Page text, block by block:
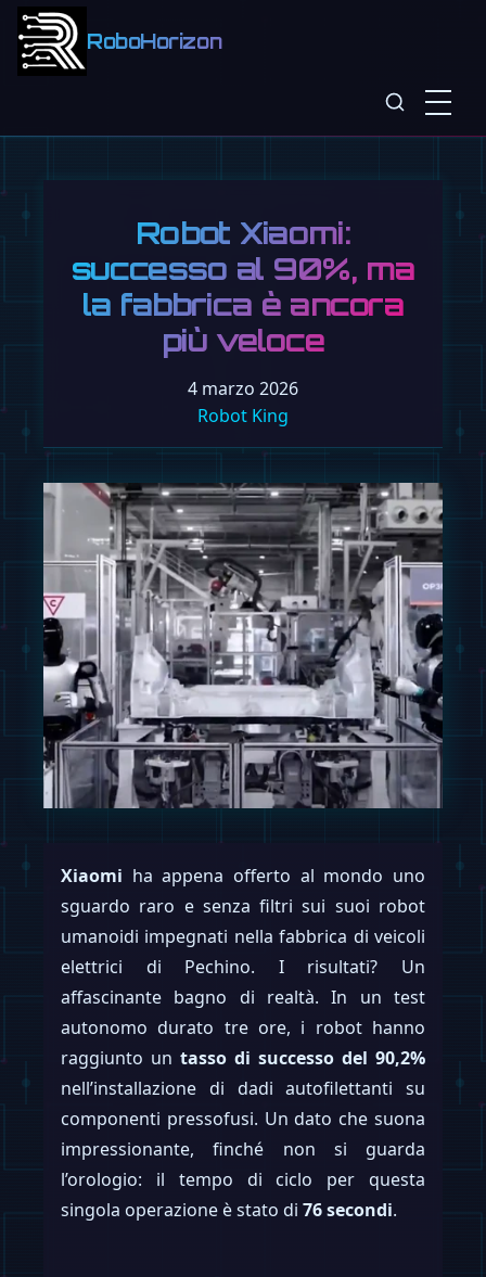
RoboHorizon
Robot Xiaomi:
successo al 90%, ma
la fabbrica è ancora
più veloce
4 marzo 2026
Robot King
Xiaomi ha appena offerto al mondo uno
sguardo raro e senza filtri sui suoi robot
umanoidi impegnati nella fabbrica di veicoli
elettrici di Pechino. I risultati? Un
affascinante bagno di realtà. In un test
autonomo durato tre ore, i robot hanno
raggiunto un tasso di successo del 90,2%
nell’installazione di dadi autofilettanti su
componenti pressofusi. Un dato che suona
impressionante, finché non si guarda
l’orologio: il tempo di ciclo per questa
singola operazione è stato di 76 secondi.